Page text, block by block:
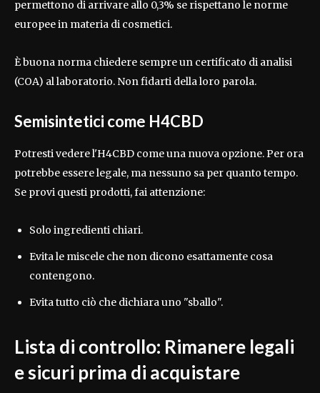
permettono di arrivare allo 0,3% se rispettano le norme
europee in materia di cosmetici.
È buona norma chiedere sempre un certificato di analisi
(COA) al laboratorio. Non fidarti della loro parola.
Semisintetici come H4CBD
Potresti vedere l'H4CBD come una nuova opzione. Per ora
potrebbe essere legale, ma nessuno sa per quanto tempo.
Se provi questi prodotti, fai attenzione:
Solo ingredienti chiari.
Evita le miscele che non dicono esattamente cosa
contengono.
Evita tutto ciò che dichiara uno "sballo".
Lista di controllo: Rimanere legali
e sicuri prima di acquistare